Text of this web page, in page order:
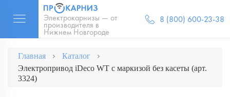
Электрокарнизы — от
производителя в
Нижнем Новгороде
8 (800) 600-23-38
Главная
Каталог
Электропривод iDeco WT с маркизой без касеты (арт.
3324)